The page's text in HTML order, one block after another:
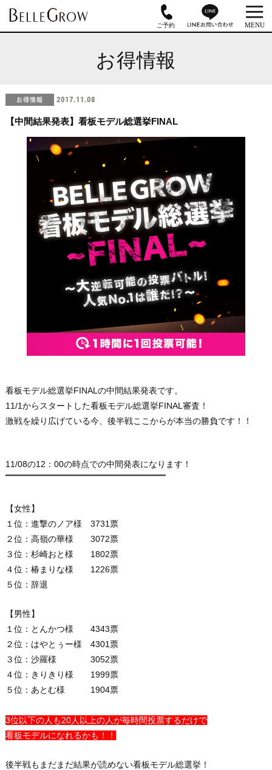
お得情報
お得情報 2017.11.08
【中間結果発表】看板モデル総選挙FINAL
看板モデル総選挙FINALの中間結果発表です。
11/1からスタートした看板モデル総選挙FINAL審査！
激戦を繰り広げている今、後半戦ここからが本当の勝負です！！
11/08の12：00の時点での中間発表になります！
▔▔▔▔▔▔▔▔▔▔▔▔▔▔▔▔▔▔▔▔▔▔▔▔
【女性】
１位：進撃のノア様 3731票
２位：高嶺の華様 3072票
３位：杉崎おと様 1802票
４位：椿まりな様 1226票
５位：辞退
【男性】
１位：とんかつ様 4343票
２位：はやとぅー様 4301票
３位：沙羅様 3052票
４位：きりきり様 1999票
５位：あとむ様 1904票
3位以下の人も20人以上の人が毎時間投票するだけで
看板モデルになれるかも！！
後半戦もまだまだ結果が読めない看板モデル総選挙！